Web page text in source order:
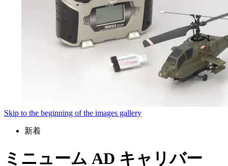
Skip to the beginning of the images gallery
新着
ミニューム AD キャリバー